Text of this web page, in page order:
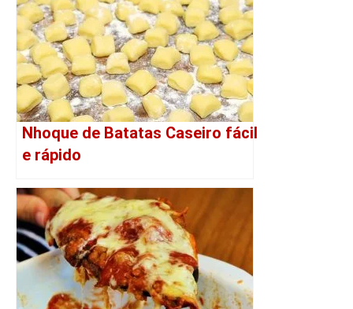
Nhoque de Batatas Caseiro fácil
e rápido